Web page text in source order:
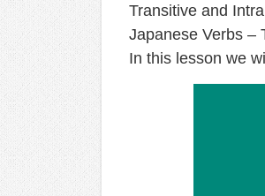
Transitive and
Japanese Verbs –
In this lesson we